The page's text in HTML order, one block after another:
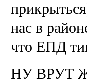
нас в
что ЕПД
НУ ВРУТ